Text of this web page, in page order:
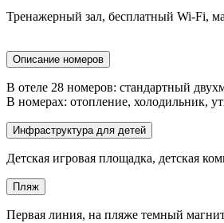
Тренажерный зал, бесплатный Wi-Fi,
Описание номеров
В отеле 28 номеров: стандартный
В номерах: отопление, холодильник,
Инфраструктура для детей
Детская игровая площадка, детская
Пляж
Первая линия, на пляже темный